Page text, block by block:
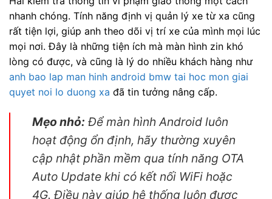
nhanh chóng. Tính năng định vị quản lý xe từ xa cũng
rất tiện lợi, giúp anh theo dõi vị trí xe của mình mọi lúc
mọi nơi. Đây là những tiện ích mà màn hình zin khó
lòng có được, và cũng là lý do nhiều khách hàng như
anh bao lap man hinh android bmw tai hoc mon giai
quyet noi lo duong xa đã tin tưởng nâng cấp.
Mẹo nhỏ: Để màn hình Android luôn
hoạt động ổn định, hãy thường xuyên
cập nhật phần mềm qua tính năng OTA
Auto Update khi có kết nối WiFi hoặc
4G. Điều này giúp hệ thống luôn được